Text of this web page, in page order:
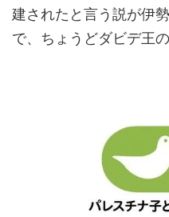
建されたと言う説が伊
で、ちょうどダビデ王